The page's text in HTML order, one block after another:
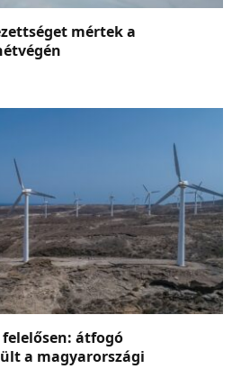
mértek a
felelősen: átfogó
a magyarországi